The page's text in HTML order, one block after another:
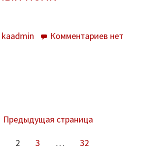
kaadmin Комментариев кнет
Предыдущая страница
Страница
2 Страница
3 … Страница
32